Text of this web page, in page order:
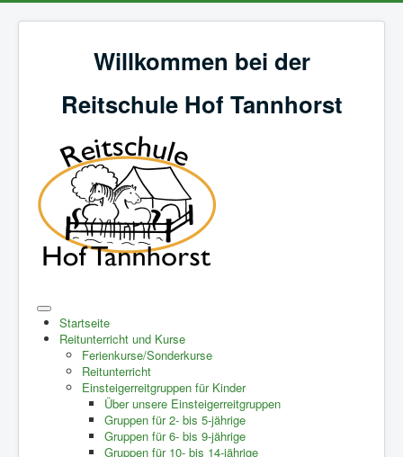
Willkommen bei der
Reitschule Hof Tannhorst
Startseite
Reitunterricht und Kurse
Ferienkurse/Sonderkurse
Reitunterricht
Einsteigerreitgruppen für Kinder
Über unsere Einsteigerreitgruppen
Gruppen für 2- bis 5-jährige
Gruppen für 6- bis 9-jährige
Gruppen für 10- bis 14-jährige